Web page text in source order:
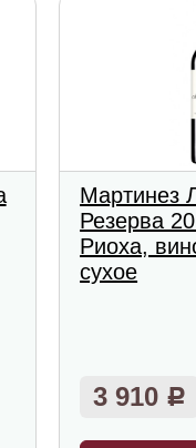
Мартинез
Резерва
Риоха,
сухое
3 910 Р